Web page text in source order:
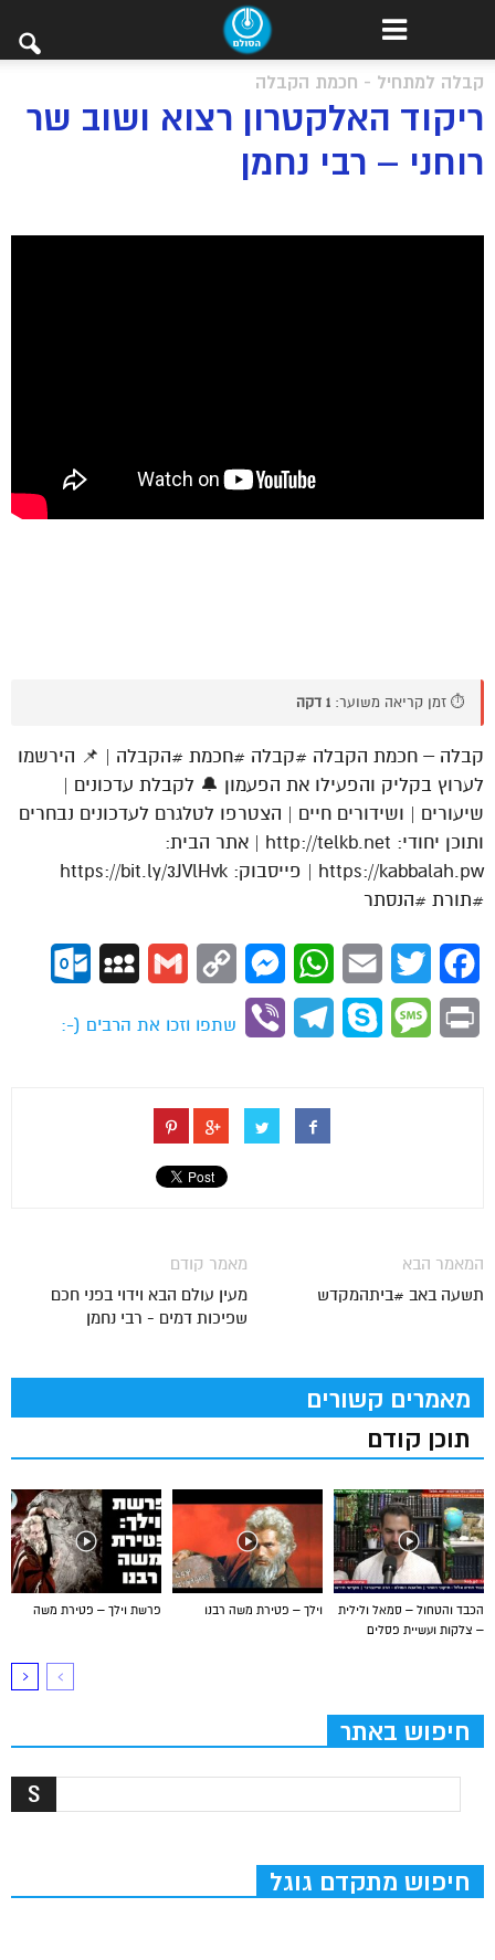
קבלה למתחיל - חכמת הקבלה
ריקוד האלקטרון רצוא ושוב שר
רוחני – רבי נחמן
⏱️ זמן קריאה משוער: 1 דקה
קבלה – חכמת הקבלה #קבלה #חכמת #הקבלה | 📌 הירשמו
לערוץ בקליק והפעילו את הפעמון 🔔 לקבלת עדכונים |
שיעורים | ושידורים חיים | הצטרפו לטלגרם לעדכונים נבחרים
ותוכן יחודי: http://telkb.net | אתר הבית:
https://kabbalah.pw | פייסבוק: https://bit.ly/3JVlHvk
#תורת #הנסתר
Facebook
Twitter
Email
WhatsApp
Messenger
Copy
Gmail
MySpace
Print
Message
Skype
Telegram
Viber
שתפו וזכו את הרבים (-:
מאמר קודם
מעין עולם הבא וידוי בפני חכם
שפיכות דמים - רבי נחמן
המאמר הבא
תשעה באב #ביתהמקדש
מאמרים קשורים
תוכן קודם
פרשת וילך – פטירת משה וילך – פטירת משה רבנו
הכבד והטחול – סמאל ולילית
– צלקות ועשיית פסלים
חיפוש באתר
חיפוש מתקדם גוגל